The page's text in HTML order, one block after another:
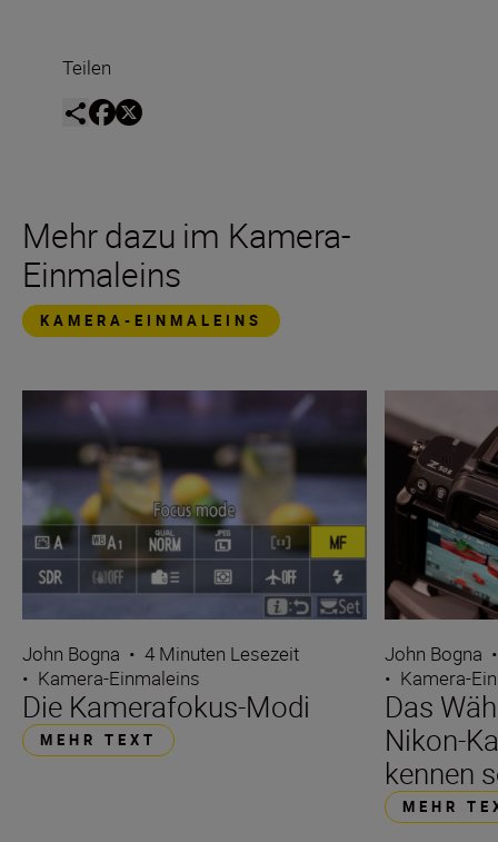
Teilen
Mehr dazu im Kamera-
Einmaleins
KAMERA-EINMALEINS
John Bogna • 4 Minuten Lesezeit
• Kamera-Einmaleins
Die Kamerafokus-Modi
MEHR TEXT
John Bogna •
• Kamera-
Das
Nikon-
kennen
MEHR